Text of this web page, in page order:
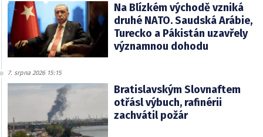
Na Blízkém východě vzniká
druhé NATO. Saudská Arábie,
Turecko a Pákistán uzavřely
významnou dohodu
7. srpna 2026 15:15
Bratislavským Slovnaftem
otřásl výbuch, rafinérii
zachvátil požár